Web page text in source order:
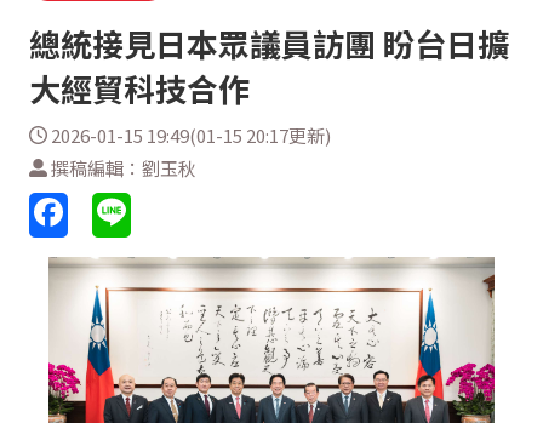
總統接見日本眾議員訪團 盼台日擴
大經貿科技合作
2026-01-15 19:49(01-15 20:17更新)
撰稿編輯：劉玉秋